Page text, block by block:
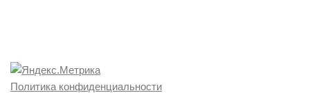
Политика конфиденциальности